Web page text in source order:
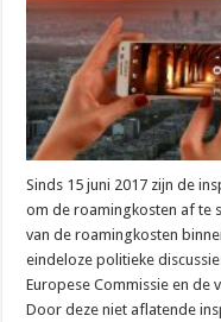
Sinds 15 juni 2017 zijn de
om de roamingkosten af te
van de roamingkosten
eindeloze politieke
Europese Commissie en de
Door deze niet aflatende